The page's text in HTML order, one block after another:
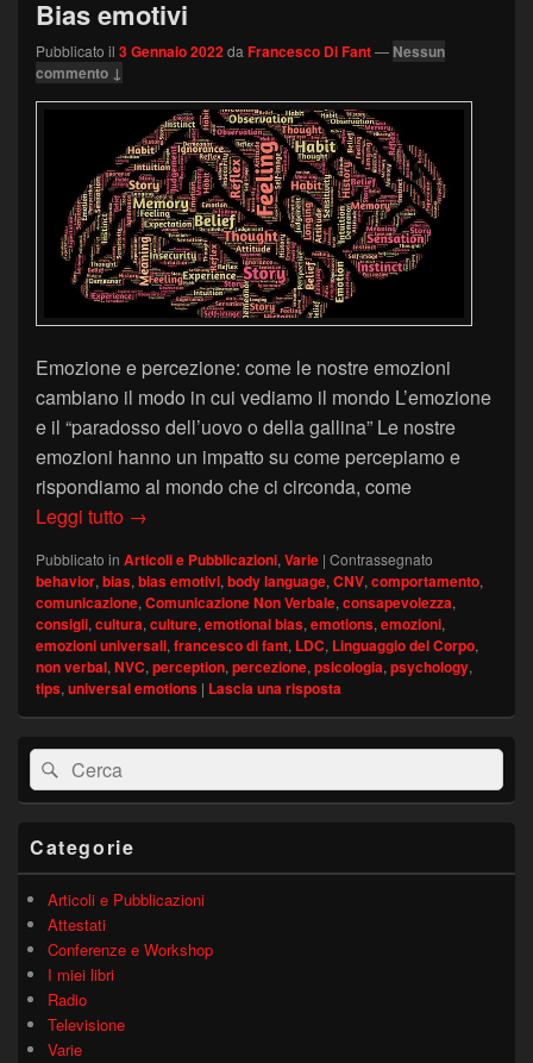
Bias emotivi
Pubblicato il 3 Gennaio 2022da Francesco Di Fant— Nessun
commento ↓
Emozione e percezione: come le nostre emozioni
cambiano il modo in cui vediamo il mondo L’emozione
e il “paradosso dell’uovo o della gallina” Le nostre
emozioni hanno un impatto su come percepiamo e
rispondiamo al mondo che ci circonda, come
Leggi tutto Bias emotivi
→
Pubblicato in Articoli e Pubblicazioni,Varie | Contrassegnato
behavior,bias,bias emotivi,body language,CNV,comportamento,
comunicazione,Comunicazione Non Verbale,consapevolezza,
consigli,cultura,culture,emotional bias,emotions,emozioni,
emozioni universali,francesco di fant, LDC, Linguaggio del Corpo,
non verbal,NVC,perception,percezione,psicologia,psychology,
tips,universal emotions | Lascia una risposta
Area
widget
barra
Cerca:Cerca
Categorie
Articoli e Pubblicazioni
Attestati
Conferenze e Workshop
I miei libri
Radio
Televisione
Varie